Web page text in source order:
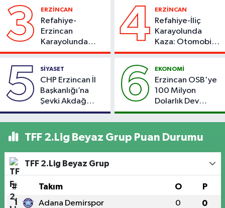
3 ERZİNCAN
Refahiye-
Erzincan
Karayolunda
Kaza: Otomobil
2 Kişi Yaralandı
4 ERZİNCAN
Refahiye-İliç
Karayolunda
Kaza: Otomobil
Yoldan Çıktı, 6
5 SİYASET
CHP Erzincan İl
Başkanlığı’na
Şevki Akdağ
Atandı!
6 EKONOMİ
Erzincan OSB'ye
100 Milyon
Dolarlık Dev
Yatırım: Bin Kişiye
İstihdam
Hedefleniyor
TFF 2.Lig Beyaz Grup Puan Durumu
TFF 2.Lig Beyaz Grup
# Takım O P
1 Adana Demirspor 0 0